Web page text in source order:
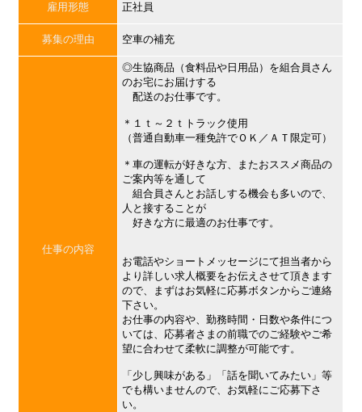
雇用形態 正社員
募集の理由 空車の補充
仕事の内容
◎生協商品（食料品や日用品）を組合員さん
のお宅にお届けする
配送のお仕事です。
＊１ｔ～２ｔトラック使用
（普通自動車一種免許でＯＫ／ＡＴ限定可）
＊車の運転が好きな方、またおススメ商品の
ご案内等を通して
組合員さんとお話しする機会も多いので、
人と接することが
好きな方に最適のお仕事です。
お電話やショートメッセージにて担当者から
より詳しい求人概要をお伝えさせて頂きます
ので、まずはお気軽に応募ボタンからご連絡
下さい。
お仕事の内容や、勤務時間・日数や条件につ
いては、応募者さまの前職でのご経験やご希
望に合わせて柔軟に調整が可能です。
「少し興味がある」「話を聞いてみたい」等
でも構いませんので、お気軽にご応募下さ
い。